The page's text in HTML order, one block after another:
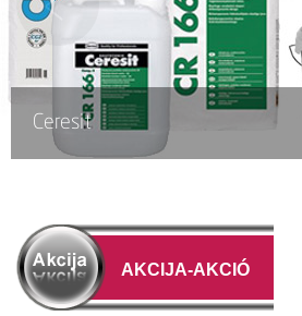
Ceresit
AKCIJA-AKCIÓ